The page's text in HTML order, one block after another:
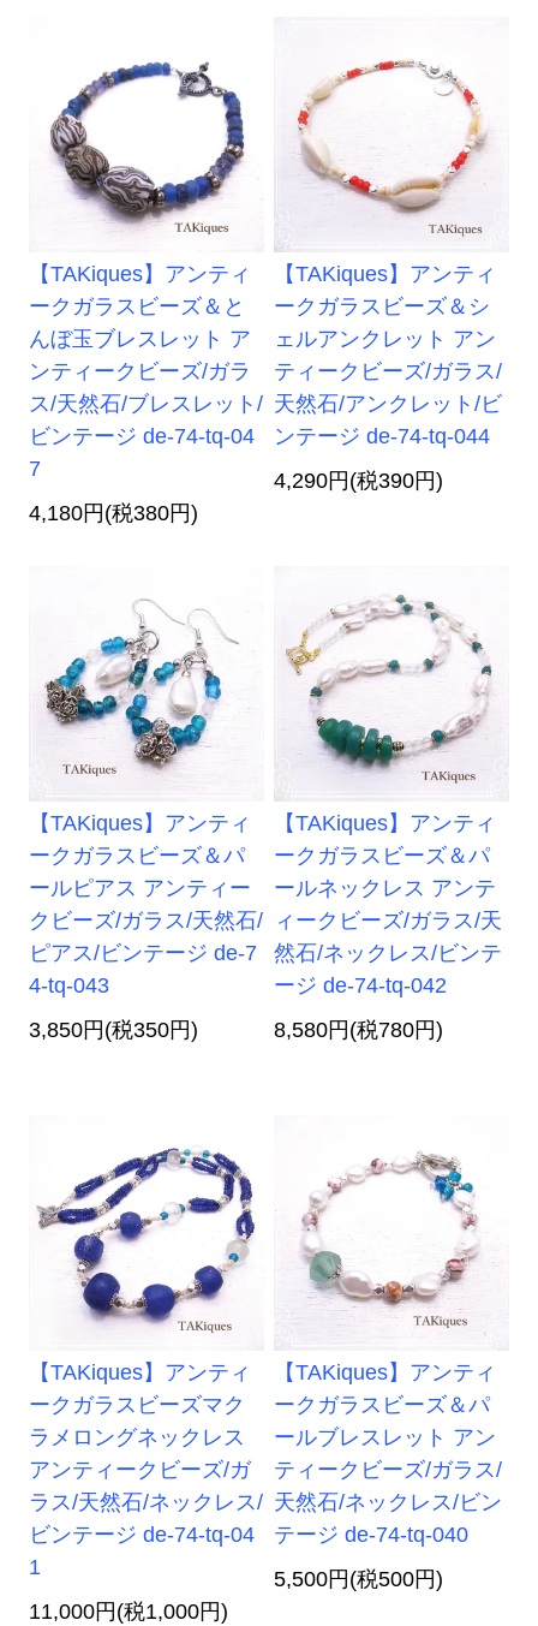
【TAKiques】アンティ
ークガラスビーズ＆と
んぼ玉ブレスレット ア
ンティークビーズ/ガラ
ス/天然石/ブレスレット/
ビンテージ de-74-tq-04
7
4,180円(税380円)
【TAKiques】アンティ
ークガラスビーズ＆シ
ェルアンクレット アン
ティークビーズ/ガラス/
天然石/アンクレット/ビ
ンテージ de-74-tq-044
4,290円(税390円)
【TAKiques】アンティ
ークガラスビーズ＆パ
ールピアス アンティー
クビーズ/ガラス/天然石/
ピアス/ビンテージ de-7
4-tq-043
3,850円(税350円)
【TAKiques】アンティ
ークガラスビーズ＆パ
ールネックレス アンテ
ィークビーズ/ガラス/天
然石/ネックレス/ビンテ
ージ de-74-tq-042
8,580円(税780円)
【TAKiques】アンティ
ークガラスビーズマク
ラメロングネックレス
アンティークビーズ/ガ
ラス/天然石/ネックレス/
ビンテージ de-74-tq-04
1
11,000円(税1,000円)
【TAKiques】アンティ
ークガラスビーズ＆パ
ールブレスレット アン
ティークビーズ/ガラス/
天然石/ネックレス/ビン
テージ de-74-tq-040
5,500円(税500円)